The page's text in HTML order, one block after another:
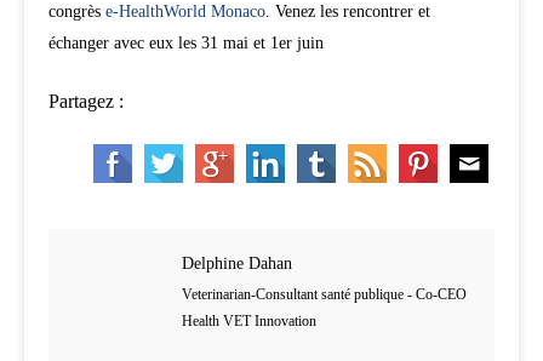
congrès e-HealthWorld Monaco. Venez les rencontrer et
échanger avec eux les 31 mai et 1er juin
Partagez :
Delphine Dahan
Veterinarian-Consultant santé publique - Co-CEO
Health VET Innovation